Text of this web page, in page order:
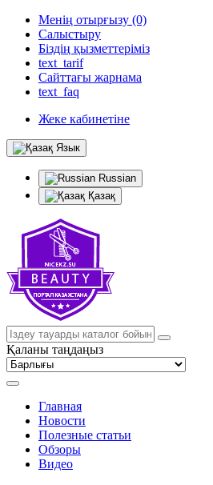
Менің отырғызу (0)
Салыстыру
Біздің қызметтеріміз
text_tarif
Сайттағы жарнама
text_faq
Жеке кабинетіне
Язык
Russian
Қазақ
Қаланы таңдаңыз
Главная
Новости
Полезные статьи
Обзоры
Видео